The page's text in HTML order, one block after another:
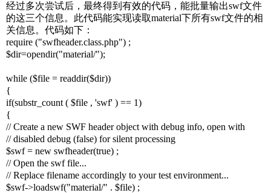
经过多次尝试后，最终得到有效的代码，能批量输出swf文件
的这三个信息。此代码能实现读取material下所有swf文件的相
关信息。代码如下：
require ("swfheader.class.php") ;
$dir=opendir("material/");
while ($file = readdir($dir))
{
if(substr_count ( $file , 'swf' ) == 1)
{
// Create a new SWF header object with debug info, open with
// disabled debug (false) for silent processing
$swf = new swfheader(true) ;
// Open the swf file...
// Replace filename accordingly to your test environment...
$swf->loadswf("material/" . $file) ;